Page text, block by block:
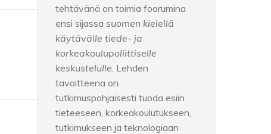
tehtävänä on toimia foorumina
ensi sijassa suomen kielellä
käytävälle tiede- ja
korkeakoulupoliittiselle
keskustelulle . Lehden
tavoitteena on
tutkimuspohjaisesti tuoda esiin
tieteeseen, korkeakoulutukseen,
tutkimukseen ja teknologiaan